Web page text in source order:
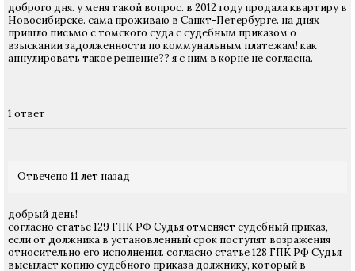
доброго дня. у меня такой вопрос. в 2012 году продала квартиру в
Новосибирске. сама проживаю в Санкт-Петербурге. на днях
пришло письмо с томского суда с судебным приказом о
взыскании задолженности по коммунальным платежам! как
аннулировать такое решение?? я с ним в корне не согласна.
1 ответ
Отвечено 11 лет назад
добрый день!
согласно статье 129 ГПК РФ Судья отменяет судебный приказ,
если от должника в установленный срок поступят возражения
относительно его исполнения. согласно статье 128 ГПК РФ Судья
высылает копию судебного приказа должнику, который в